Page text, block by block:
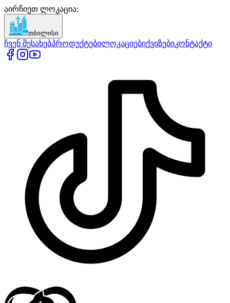
აირჩიეთ ლოკაცია:
თბილისი
ჩვენ შესახებპროდუქტებილოკაციებიქვიზებიკონტაქტი